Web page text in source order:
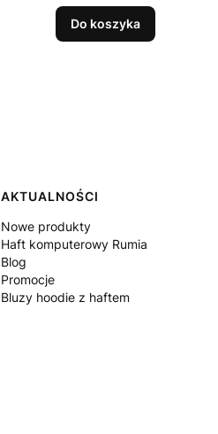
Do koszyka
AKTUALNOŚCI
Nowe produkty
Haft komputerowy Rumia
Blog
Promocje
Bluzy hoodie z haftem